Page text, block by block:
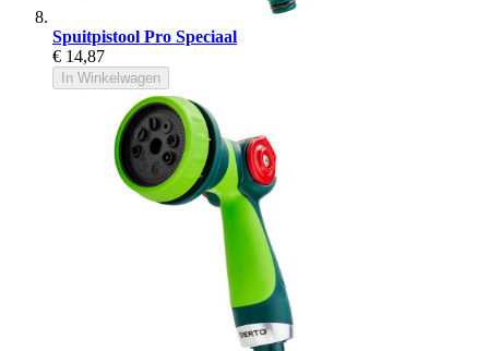
Spuitpistool Pro Speciaal
€ 14,87
In Winkelwagen